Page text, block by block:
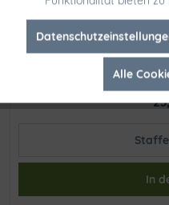
Steenberg
In
Marketing
Alle